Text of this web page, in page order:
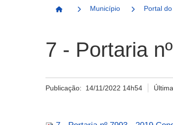
Página Inicial
Município Portal
7 - Portaria
Publicação: 14/11/2022 14h54